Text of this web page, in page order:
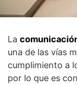
La
una de las vías
cumplimiento a
por lo que es